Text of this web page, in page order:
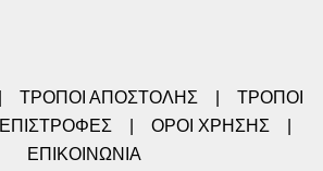
ΤΡΟΠΟΙ ΑΠΟΣΤΟΛΗΣ
ΤΡΟΠΟΙ
ΕΠΙΣΤΡΟΦΕΣ ΟΡΟΙ ΧΡΗΣΗΣ
ΕΠΙΚΟΙΝΩΝΙΑ